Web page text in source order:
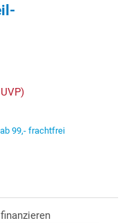
99,- frachtfrei
finanzieren